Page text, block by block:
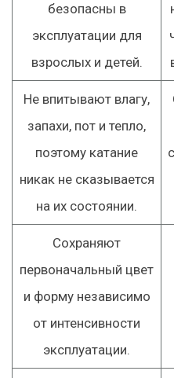
безопасны в
эксплуатации для
взрослых и детей.
Не впитывают влагу,
запахи, пот и тепло,
поэтому катание
никак не сказывается
на их состоянии.
Сохраняют
первоначальный цвет
и форму независимо
от интенсивности
эксплуатации.